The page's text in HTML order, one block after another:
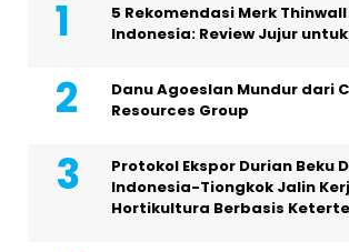
5 Rekomendasi Merk
Indonesia: Review Jujur untuk
Danu Agoeslan Mundur dari
Resources Group
Protokol Ekspor Durian Beku
Indonesia-Tiongkok Jalin
Hortikultura Berbasis